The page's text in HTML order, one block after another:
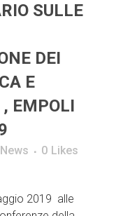
SULLE
DEI
E
EMPOLI
0 Likes
2019 alle